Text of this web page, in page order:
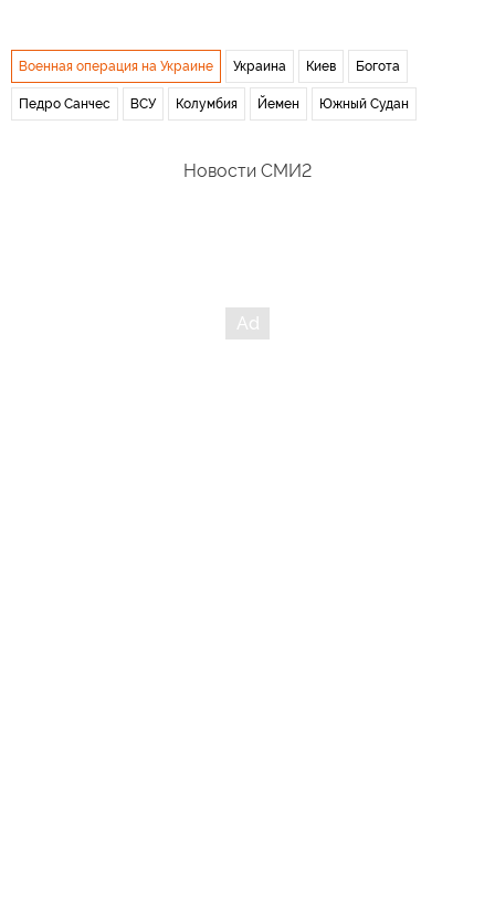
Военная операция на Украине Украина Киев Богота
Педро Санчес ВСУ Колумбия Йемен Южный Судан
Новости СМИ2